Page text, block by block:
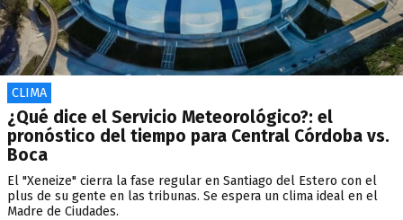
CLIMA
¿Qué dice el Servicio Meteorológico?: el
pronóstico del tiempo para Central Córdoba vs.
Boca
El "Xeneize" cierra la fase regular en Santiago del Estero con el
plus de su gente en las tribunas. Se espera un clima ideal en el
Madre de Ciudades.